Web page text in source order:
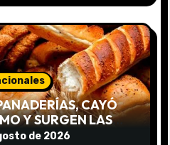
CAYÓ
Y SURGEN LAS
de 2026